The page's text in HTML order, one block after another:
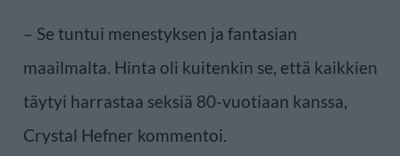
– Se tuntui menestyksen ja fantasian
maailmalta. Hinta oli kuitenkin se, että kaikkien
täytyi harrastaa seksiä 80-vuotiaan kanssa,
Crystal Hefner kommentoi.